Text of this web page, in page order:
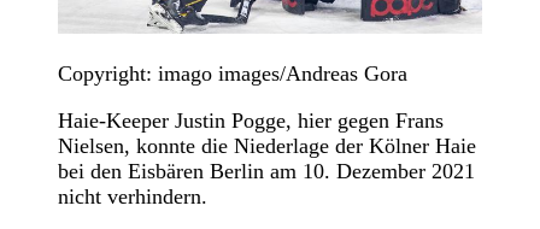
Copyright: imago images/Andreas Gora
Haie-Keeper Justin Pogge, hier gegen Frans
Nielsen, konnte die Niederlage der Kölner Haie
bei den Eisbären Berlin am 10. Dezember 2021
nicht verhindern.